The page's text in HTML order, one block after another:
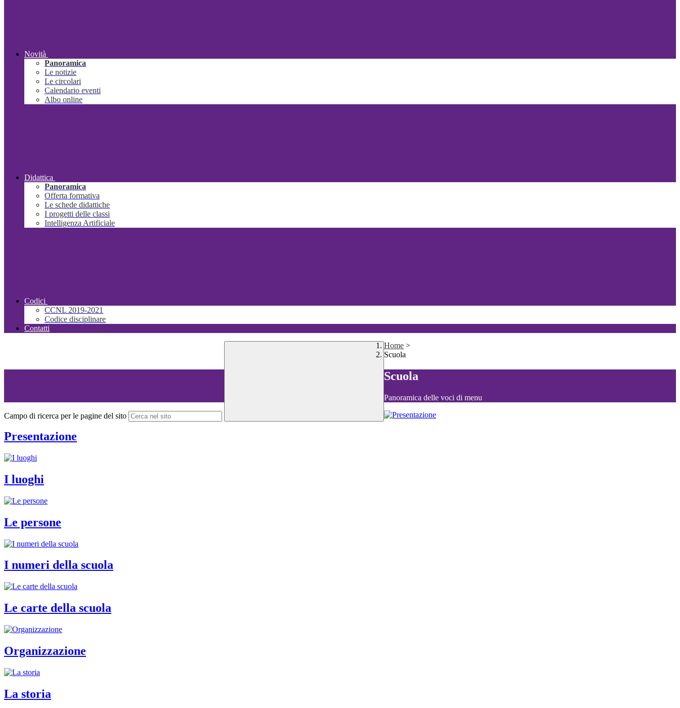
Novità
Panoramica
Le notizie
Le circolari
Calendario eventi
Albo online
Didattica
Panoramica
Offerta formativa
Le schede didattiche
I progetti delle classi
Intelligenza Artificiale
Codici
CCNL 2019-2021
Codice disciplinare
Contatti
Campo di ricerca per le pagine del sito
Home >
Scuola
Scuola
Panoramica delle voci di menu
Presentazione
I luoghi
Le persone
I numeri della scuola
Le carte della scuola
Organizzazione
La storia